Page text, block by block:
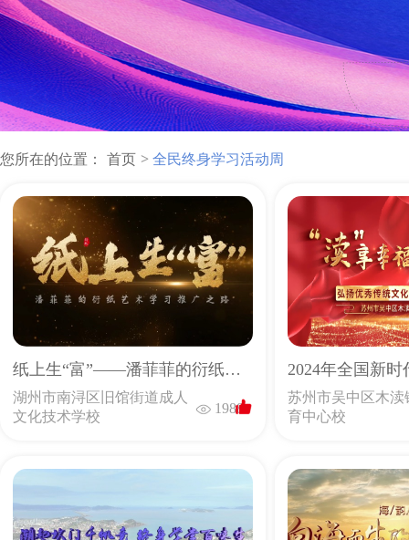
您所在的位置： 首页 全民终身学习活动周
纸上生“富”——潘菲菲的衍纸艺术学习推广之路
湖州市南浔区旧馆街道成人
文化技术学校
1988
苏州市吴中区木渎
育中心校